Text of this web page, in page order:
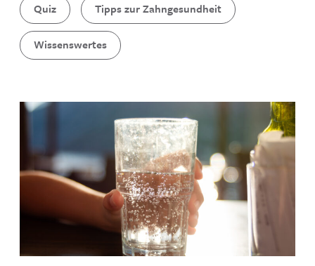
Quiz Tipps zur Zahngesundheit
Wissenswertes